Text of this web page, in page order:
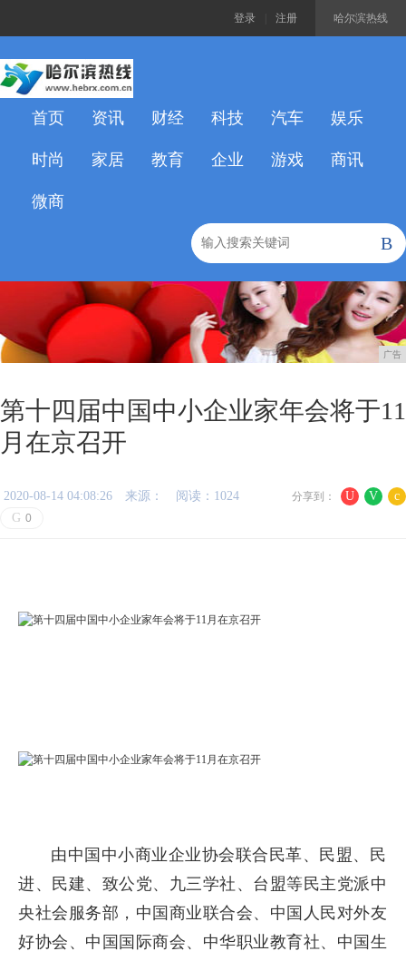
哈尔滨热线
登录 注册
首页 资讯 财经 科技 汽车 娱乐
时尚 家居 教育 企业 游戏 商讯
微商
B
广告
第十四届中国中小企业家年会将于11
月在京召开
U V c
分享到：
2020-08-14 04:08:26 来源：
阅读：1024
G 0
由中国中小商业企业协会联合民革、民盟、民
进、民建、致公党、九三学社、台盟等民主党派中
央社会服务部，中国商业联合会、中国人民对外友
好协会、中国国际商会、中华职业教育社、中国生